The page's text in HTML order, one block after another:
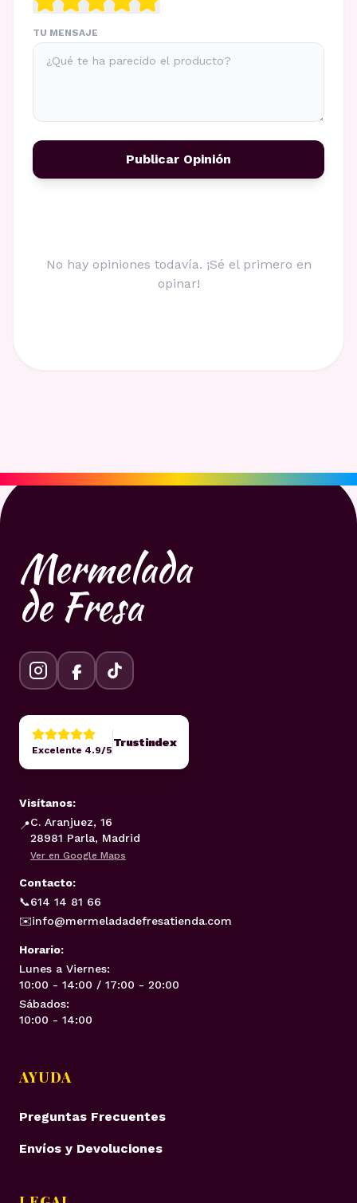
TU MENSAJE
Publicar Opinión
No hay opiniones todavía. ¡Sé el primero en
opinar!
Mermelada
de Fresa
Excelente 4.9/5
Trustindex
Visítanos:
📍C. Aranjuez, 16
28981 Parla, Madrid
Ver en Google Maps
Contacto:
📞614 14 81 66
✉️info@mermeladadefresatienda.com
Horario:
Lunes a Viernes:
10:00 - 14:00 / 17:00 - 20:00
Sábados:
10:00 - 14:00
AYUDA
Preguntas Frecuentes
Envíos y Devoluciones